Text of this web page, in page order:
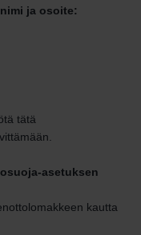
ja osoite:
tätä
asetuksen
kautta